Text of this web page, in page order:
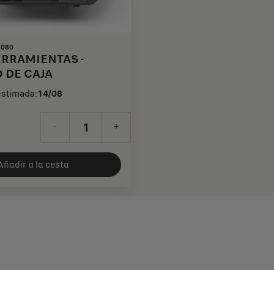
-
DE CAJA
14/08
- +
a la cesta